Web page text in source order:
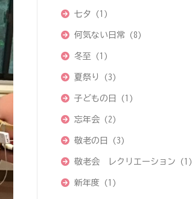
七夕 (1)
何気ない日常 (8)
冬至 (1)
夏祭り (3)
子どもの日 (1)
忘年会 (2)
敬老の日 (3)
敬老会 レクリエーション (1)
新年度 (1)